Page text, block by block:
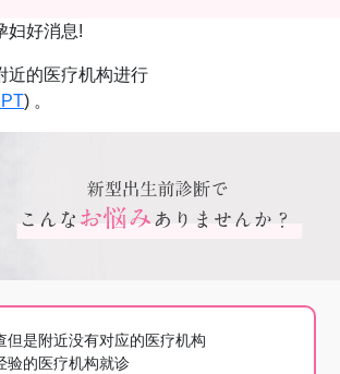
妇好消息!
近的医疗机构进行
) 。
但是附近没有对应的医疗机构
验的医疗机构就诊